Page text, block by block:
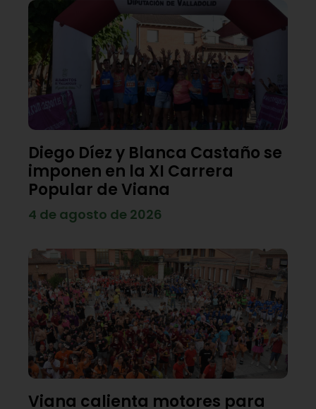
Diego Díez y Blanca Castaño se
imponen en la XI Carrera
Popular de Viana
4 de agosto de 2026
Viana calienta motores para